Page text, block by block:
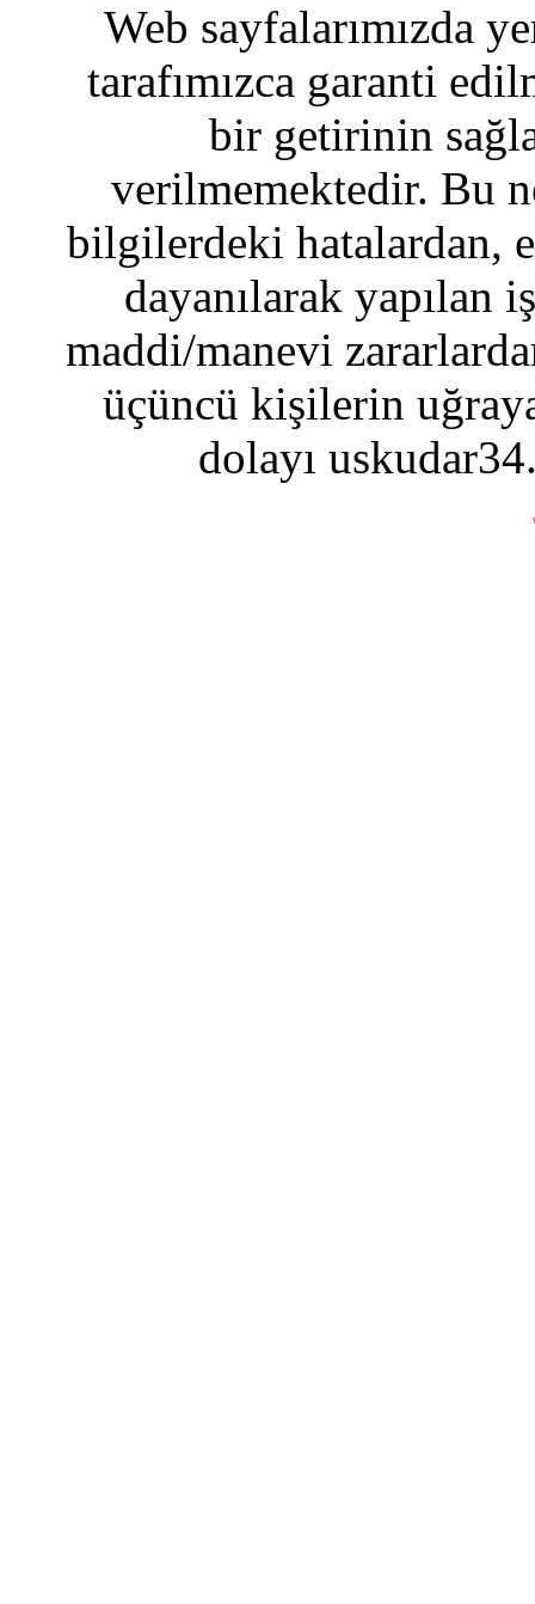
Web sayfalarımızda
tarafımızca garanti
bir getirinin
verilmemektedir. Bu
bilgilerdeki hatalardan,
dayanılarak yapılan
maddi/manevi
üçüncü kişilerin
dolayı